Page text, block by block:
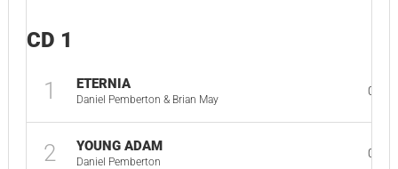
CD 1
1 ETERNIA
Daniel Pemberton & Brian May
03:19
2 YOUNG ADAM
Daniel Pemberton
03:46